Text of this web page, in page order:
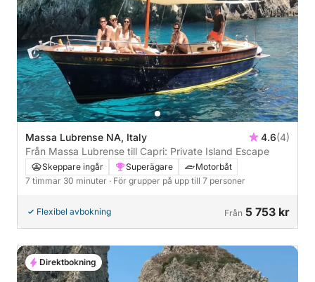
Massa Lubrense NA, Italy 4.6(4)
Från Massa Lubrense till Capri: Private Island Escape
Skeppare ingår Superägare
Motorbåt
7 timmar 30 minuter · För grupper på upp till 7 personer
Flexibel avbokning Från 5 753 kr
Direktbokning